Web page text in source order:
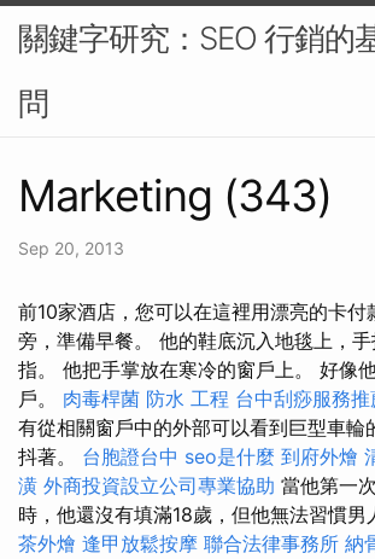
關鍵字研究：SEO 行銷的
問
Marketing (343)
Sep 20, 2013
前10家酒店，您可以在這裡用漂亮的卡付
旁，準備早餐。 他的鞋底沉入地毯上，
指。 他把手掌放在寒冷的窗戶上。 好像
戶。 肉毒桿菌 防水 工程 台中刮痧服務推
有從相關窗戶中的外部可以看到巨型車輪
抖著。 台胞證台中 seo是什麼 到府外燴
潢 外商投資設立公司專業協助 當他第一
時，他還沒有填滿18歲，但他無法習慣男
茶外燴 逢甲放鬆按摩 聯合法律事務所 納